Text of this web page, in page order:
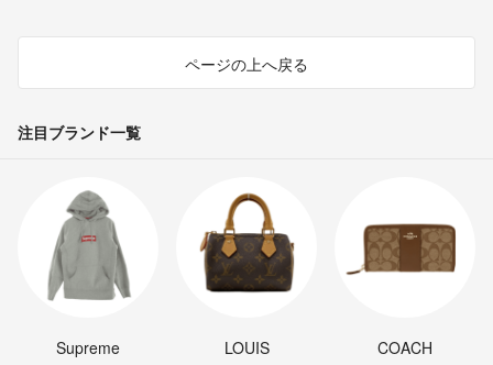
ページの上へ戻る
注目ブランド一覧
Supreme
LOUIS
COACH